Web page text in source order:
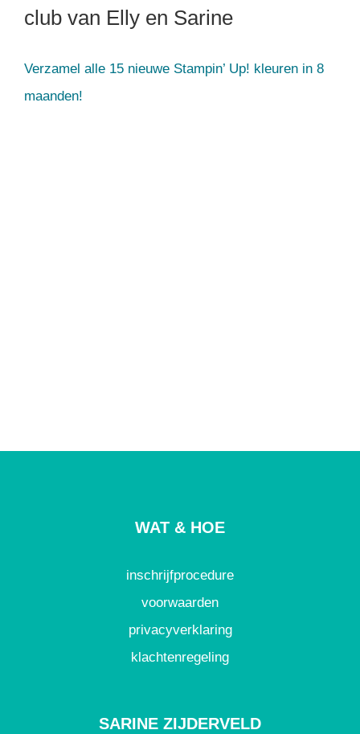
club van Elly en Sarine
Verzamel alle 15 nieuwe Stampin’ Up! kleuren in 8
maanden!
WAT & HOE
inschrijfprocedure
voorwaarden
privacyverklaring
klachtenregeling
SARINE ZIJDERVELD